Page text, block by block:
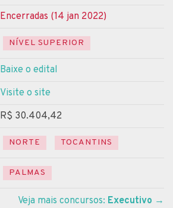
Encerradas (14 jan 2022)
NÍVEL SUPERIOR
Baixe o edital
Visite o site
R$ 30.404,42
NORTE TOCANTINS
PALMAS
Veja mais concursos: Executivo →